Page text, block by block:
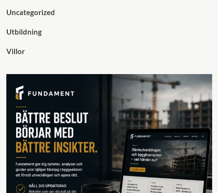
Uncategorized
Utbildning
Villor